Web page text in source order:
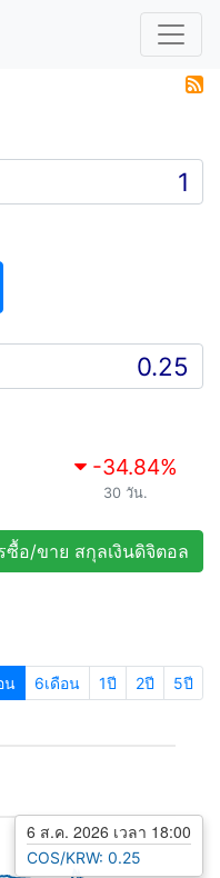
-34.84%
30 วัน.
ซื้อ/ขาย สกุลเงินดิจิตอล
น 6เดือน 1ปี 2ปี 5ปี
6 ส.ค. 2026 เวลา 18:00
COS/KRW: 0.25